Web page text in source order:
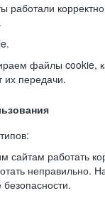
файлы cookie,
их передачи.
работать
неправильно.